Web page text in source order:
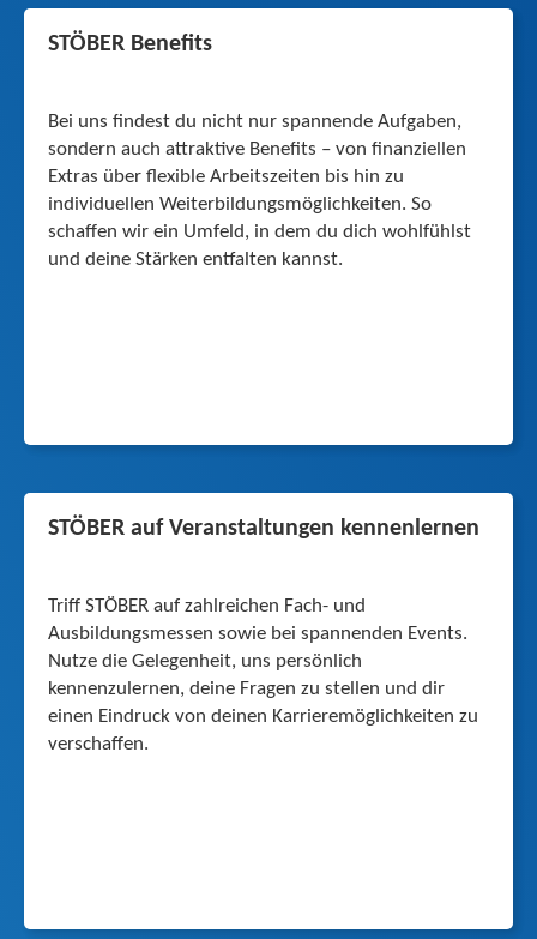
STÖBER Benefits
Bei uns findest du nicht nur spannende Aufgaben,
sondern auch attraktive Benefits – von finanziellen
Extras über flexible Arbeitszeiten bis hin zu
individuellen Weiterbildungs­möglichkeiten. So
schaffen wir ein Umfeld, in dem du dich wohlfühlst
und deine Stärken entfalten kannst.
STÖBER auf Veran­staltungen kennenlernen
Triff STÖBER auf zahlreichen Fach- und
Ausbildungsmessen sowie bei spannenden Events.
Nutze die Gelegenheit, uns persönlich
kennenzulernen, deine Fragen zu stellen und dir
einen Eindruck von deinen Karrieremöglichkeiten zu
verschaffen.